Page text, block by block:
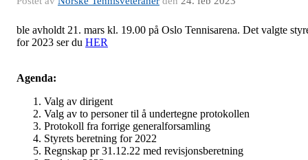
ble avholdt 21. mars kl. 19.00 på Oslo Tennisarena. Det valgte
for 2023 ser du HER
Agenda:
Valg av dirigent
Valg av to personer til å undertegne protokollen
Protokoll fra forrige generalforsamling
Styrets beretning for 2022
Regnskap pr 31.12.22 med revisjonsberetning